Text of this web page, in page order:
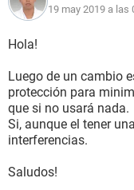
19 may 2019 a las
Hola!
Luego de un cambio
protección para
que si no usará nada.
Si, aunque el tener
interferencias.
Saludos!